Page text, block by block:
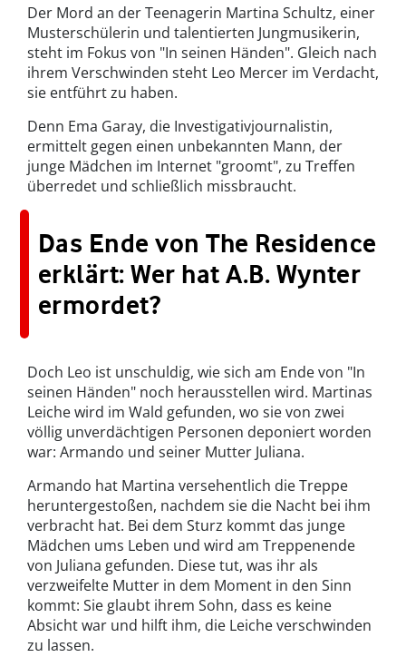
Der Mord an der Teenagerin Martina Schultz, einer
Musterschülerin und talentierten Jungmusikerin,
steht im Fokus von "In seinen Händen". Gleich nach
ihrem Verschwinden steht Leo Mercer im Verdacht,
sie entführt zu haben.
Denn Ema Garay, die Investigativjournalistin,
ermittelt gegen einen unbekannten Mann, der
junge Mädchen im Internet "groomt", zu Treffen
überredet und schließlich missbraucht.
Das Ende von The Residence
erklärt: Wer hat A.B. Wynter
ermordet?
Doch Leo ist unschuldig, wie sich am Ende von "In
seinen Händen" noch herausstellen wird. Martinas
Leiche wird im Wald gefunden, wo sie von zwei
völlig unverdächtigen Personen deponiert worden
war: Armando und seiner Mutter Juliana.
Armando hat Martina versehentlich die Treppe
heruntergestoßen, nachdem sie die Nacht bei ihm
verbracht hat. Bei dem Sturz kommt das junge
Mädchen ums Leben und wird am Treppenende
von Juliana gefunden. Diese tut, was ihr als
verzweifelte Mutter in dem Moment in den Sinn
kommt: Sie glaubt ihrem Sohn, dass es keine
Absicht war und hilft ihm, die Leiche verschwinden
zu lassen.